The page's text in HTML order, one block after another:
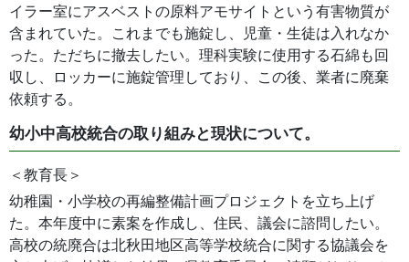
イラー室にアスベストの原料アモサイトという有害物質が
含まれていた。これまでも施錠し、児童・生徒は入れなか
った。ただちに撤去したい。理科実験に使用する石綿も回
収し、ロッカーに施錠管理しており、この後、業者に廃棄
依頼する。
幼小中高校統合の取り組みと現状について。
＜教育長＞
幼稚園・小学校の再編整備計画プロジェクトを立ち上げ
た。本年度中に素案を作成し、住民、議会に諮問したい。
高校の統廃合は北秋田地区高等学校統合に関する協議会を